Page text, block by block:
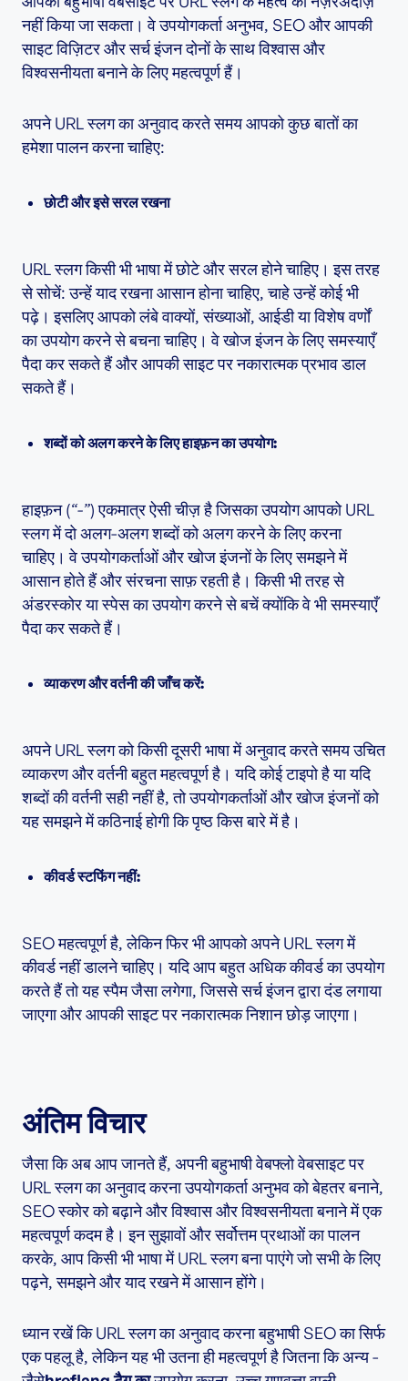
नहीं किया जा सकता। वे उपयोगकर्ता अनुभव, SEO और आपकी
साइट विज़िटर और सर्च इंजन दोनों के साथ विश्वास और
विश्वसनीयता बनाने के लिए महत्वपूर्ण हैं।
अपने URL स्लग का अनुवाद करते समय आपको कुछ बातों का
हमेशा पालन करना चाहिए:
छोटी और इसे सरल रखना
URL स्लग किसी भी भाषा में छोटे और सरल होने चाहिए। इस तरह
से सोचें: उन्हें याद रखना आसान होना चाहिए, चाहे उन्हें कोई भी
पढ़े। इसलिए आपको लंबे वाक्यों, संख्याओं, आईडी या विशेष वर्णों
का उपयोग करने से बचना चाहिए। वे खोज इंजन के लिए समस्याएँ
पैदा कर सकते हैं और आपकी साइट पर नकारात्मक प्रभाव डाल
सकते हैं।
शब्दों को अलग करने के लिए हाइफ़न का उपयोग:
हाइफ़न (“-”) एकमात्र ऐसी चीज़ है जिसका उपयोग आपको URL
स्लग में दो अलग-अलग शब्दों को अलग करने के लिए करना
चाहिए। वे उपयोगकर्ताओं और खोज इंजनों के लिए समझने में
आसान होते हैं और संरचना साफ़ रहती है। किसी भी तरह से
अंडरस्कोर या स्पेस का उपयोग करने से बचें क्योंकि वे भी समस्याएँ
पैदा कर सकते हैं।
व्याकरण और वर्तनी की जाँच करें:
अपने URL स्लग को किसी दूसरी भाषा में अनुवाद करते समय उचित
व्याकरण और वर्तनी बहुत महत्वपूर्ण है। यदि कोई टाइपो है या यदि
शब्दों की वर्तनी सही नहीं है, तो उपयोगकर्ताओं और खोज इंजनों को
यह समझने में कठिनाई होगी कि पृष्ठ किस बारे में है।
कीवर्ड स्टफिंग नहीं:
SEO महत्वपूर्ण है, लेकिन फिर भी आपको अपने URL स्लग में
कीवर्ड नहीं डालने चाहिए। यदि आप बहुत अधिक कीवर्ड का उपयोग
करते हैं तो यह स्पैम जैसा लगेगा, जिससे सर्च इंजन द्वारा दंड लगाया
जाएगा और आपकी साइट पर नकारात्मक निशान छोड़ जाएगा।
अंतिम विचार
जैसा कि अब आप जानते हैं, अपनी बहुभाषी वेबफ्लो वेबसाइट पर
URL स्लग का अनुवाद करना उपयोगकर्ता अनुभव को बेहतर बनाने,
SEO स्कोर को बढ़ाने और विश्वास और विश्वसनीयता बनाने में एक
महत्वपूर्ण कदम है। इन सुझावों और सर्वोत्तम प्रथाओं का पालन
करके, आप किसी भी भाषा में URL स्लग बना पाएंगे जो सभी के लिए
पढ़ने, समझने और याद रखने में आसान होंगे।
ध्यान रखें कि URL स्लग का अनुवाद करना बहुभाषी SEO का सिर्फ
एक पहलू है, लेकिन यह भी उतना ही महत्वपूर्ण है जितना कि अन्य -